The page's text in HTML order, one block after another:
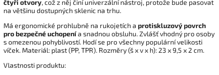
čtyři otvory, což z něj činí univerzální nástroj, protože bude pasovat
na většinu dostupných sklenic na trhu.
Má ergonomické prohlubně na rukojetích a protiskluzový povrch
pro bezpečné uchopenía snadnou obsluhu. Zvlášť vhodný pro osoby
s omezenou pohyblivostí. Hodí se pro všechny populární velikosti
víček. Materiál: plast (PP, TPR). Rozměry (š x v x h): 23 x 9,5 x 2 cm.
Vlastnosti produktu: